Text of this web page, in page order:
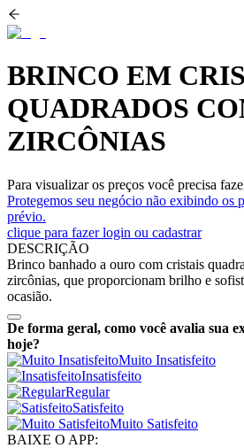
BRINCO EM
QUADRADOS
ZIRCÔNIAS
Para visualizar os preços você precisa
Protegemos seu negócio não exibindo os
prévio.
clique para fazer login ou cadastrar
DESCRIÇÃO
Brinco banhado a ouro com cristais
zircônias, que proporcionam brilho e
ocasião.
De forma geral, como você avalia sua
hoje?
Muito Insatisfeito
Insatisfeito
Regular
Satisfeito
Muito Satisfeito
BAIXE O APP: